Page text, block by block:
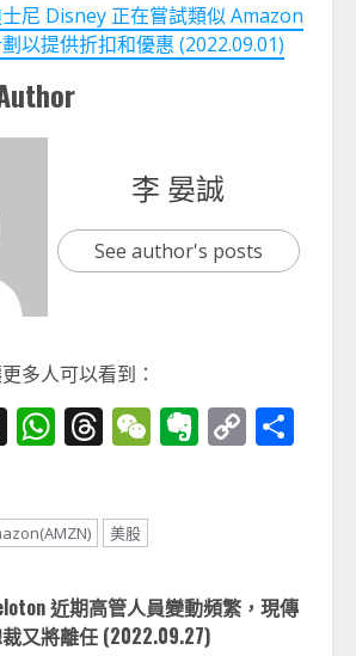
士尼 Disney 正在嘗試類似 Amazon
以提供折扣和優惠 (2022.09.01)
李 晏誠
See author's posts
多人可以看到：
X WhatsApp
Threads
WeChat
Evernote
Copy
Link
美股
近期高管人員變動頻繁，現傳
又將離任 (2022.09.27)